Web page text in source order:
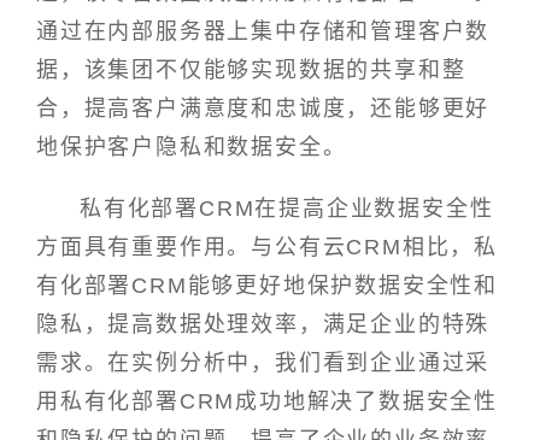
通过在内部服务器上集中存储和管理客户数
据，该集团不仅能够实现数据的共享和整
合，提高客户满意度和忠诚度，还能够更好
地保护客户隐私和数据安全。
私有化部署CRM在提高企业数据安全性
方面具有重要作用。与公有云CRM相比，私
有化部署CRM能够更好地保护数据安全性和
隐私，提高数据处理效率，满足企业的特殊
需求。在实例分析中，我们看到企业通过采
用私有化部署CRM成功地解决了数据安全性